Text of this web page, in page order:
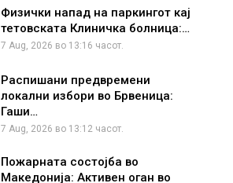
Физички напад на паркингот кај
тетовската Клиничка болница:…
7 Aug, 2026 во 13:16 часот.
Распишани предвремени
локални избори во Брвеница:
Гаши…
7 Aug, 2026 во 13:12 часот.
Пожарната состојба во
Македонија: Активен оган во